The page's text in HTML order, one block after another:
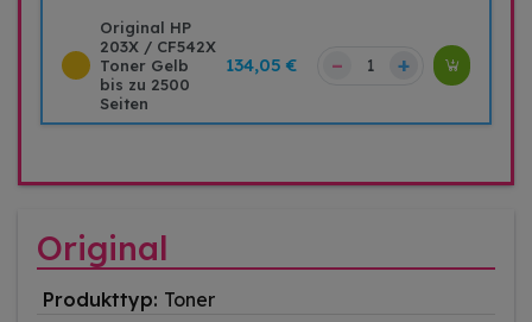
Original HP
203X / CF542X
Toner Gelb
bis zu 2500
Seiten
134,05 € – +
Original
Produkttyp: Toner